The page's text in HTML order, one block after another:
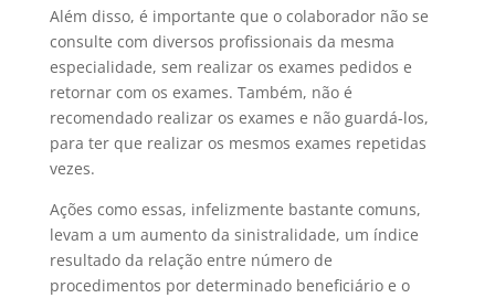
Além disso, é importante que o colaborador não se
consulte com diversos profissionais da mesma
especialidade, sem realizar os exames pedidos e
retornar com os exames. Também, não é
recomendado realizar os exames e não guardá-los,
para ter que realizar os mesmos exames repetidas
vezes.
Ações como essas, infelizmente bastante comuns,
levam a um aumento da sinistralidade, um índice
resultado da relação entre número de
procedimentos por determinado beneficiário e o